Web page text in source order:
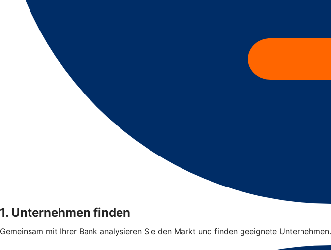
1. Unternehmen finden
Gemeinsam mit Ihrer Bank analysieren Sie den Markt und finden geeignete Unternehmen.